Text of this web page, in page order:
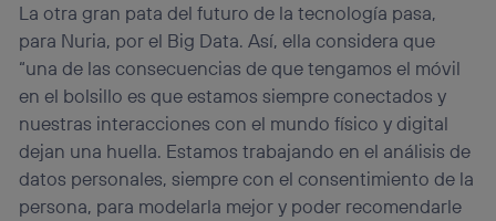
La otra gran pata del futuro de la tecnología pasa,
para Nuria, por el Big Data. Así, ella considera que
“una de las consecuencias de que tengamos el móvil
en el bolsillo es que estamos siempre conectados y
nuestras interacciones con el mundo físico y digital
dejan una huella. Estamos trabajando en el análisis de
datos personales, siempre con el consentimiento de la
persona, para modelarla mejor y poder recomendarle